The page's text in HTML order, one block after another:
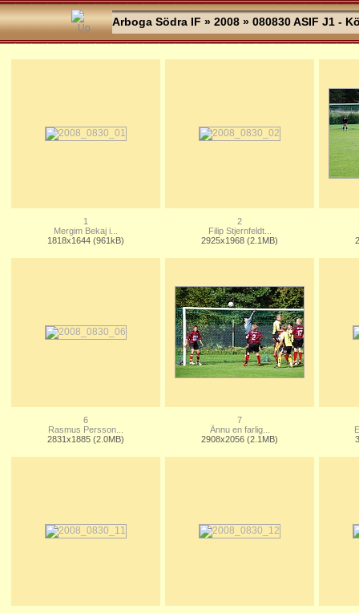
Arboga Södra IF » 2008 » 080830 ASIF J1 -
1
Mergim Bekaj i...
1818x1644 (961kB)
2
Filip Stjernfeldt...
2925x1968 (2.1MB)
6
Rasmus Persson...
2831x1885 (2.0MB)
7
Ännu en farlig...
2908x2056 (2.1MB)